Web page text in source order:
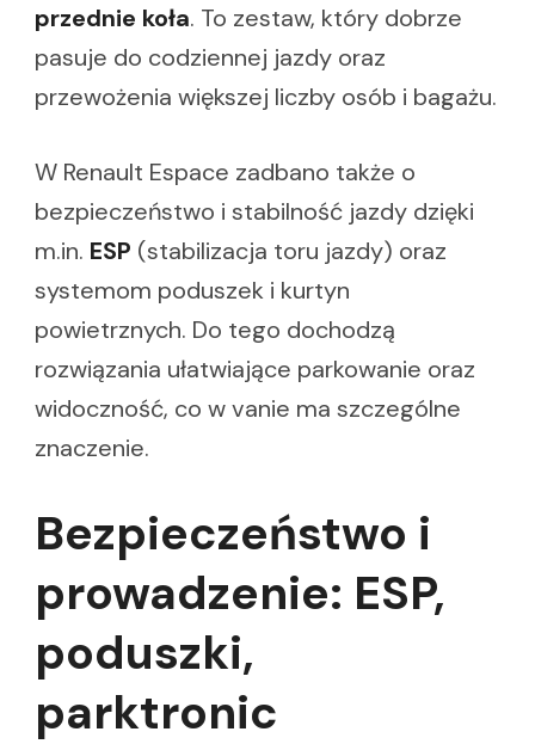
przednie koła. To zestaw, który dobrze
pasuje do codziennej jazdy oraz
przewożenia większej liczby osób i bagażu.
W Renault Espace zadbano także o
bezpieczeństwo i stabilność jazdy dzięki
m.in. ESP (stabilizacja toru jazdy) oraz
systemom poduszek i kurtyn
powietrznych. Do tego dochodzą
rozwiązania ułatwiające parkowanie oraz
widoczność, co w vanie ma szczególne
znaczenie.
Bezpieczeństwo i
prowadzenie: ESP,
poduszki,
parktronic